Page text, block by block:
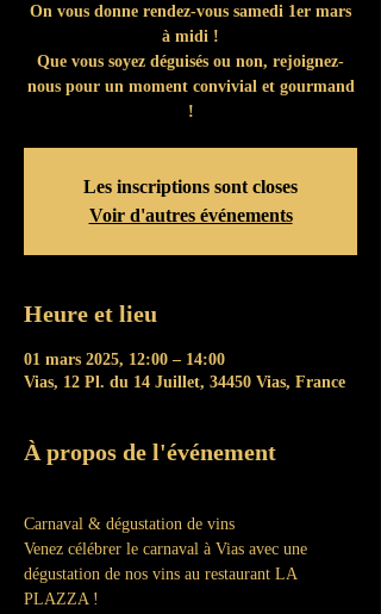
On vous donne rendez-vous samedi 1er mars
à midi !
Que vous soyez déguisés ou non, rejoignez-
nous pour un moment convivial et gourmand
!
Les inscriptions sont closes
Voir d'autres événements
Heure et lieu
01 mars 2025, 12:00 – 14:00
Vias, 12 Pl. du 14 Juillet, 34450 Vias, France
À propos de l'événement
Carnaval & dégustation de vins
Venez célébrer le carnaval à Vias avec une
dégustation de nos vins au restaurant LA
PLAZZA !